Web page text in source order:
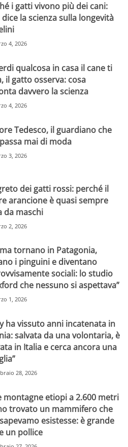
i gatti vivono più dei cani:
dice la scienza sulla longevità
4, 2026
qualcosa in casa il cane ti
il gatto osserva: cosa
davvero la scienza
4, 2026
Tedesco, il guardiano che
mai di moda
3, 2026
dei gatti rossi: perché il
arancione è quasi sempre
da maschi
2, 2026
tornano in Patagonia,
i pinguini e diventano
sociali: lo studio
che nessuno si aspettava”
1, 2026
ha vissuto anni incatenata in
salvata da una volontaria, è
in Italia e cerca ancora una
28, 2026
montagne etiopi a 2.600 metri
trovato un mammifero che
esistesse: è grande
un pollice